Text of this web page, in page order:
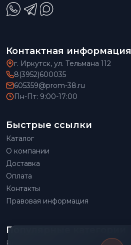
Контактная информация
г. Иркутск, ул. Тельмана 112
8(3952)600035
605359@prom-38.ru
Пн-Пт: 9:00-17:00
Быстрые ссылки
Каталог
О компании
Доставка
Оплата
Контакты
Правовая информация
Популярные категории